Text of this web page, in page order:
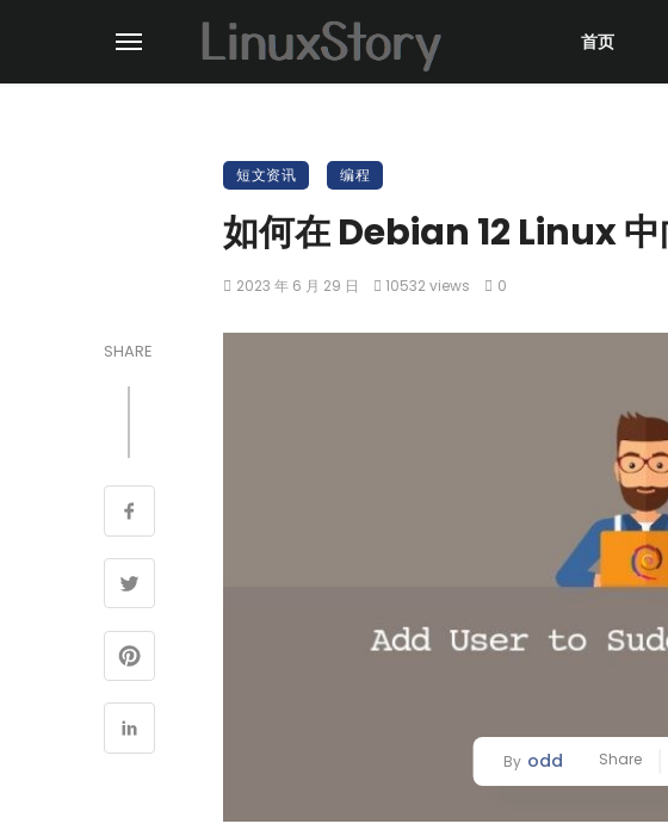
首页
短文资讯 编程
如何在 Debian 12 Linux
2023 年 6 月 29 日 10532 views 0
SHARE
By odd Share